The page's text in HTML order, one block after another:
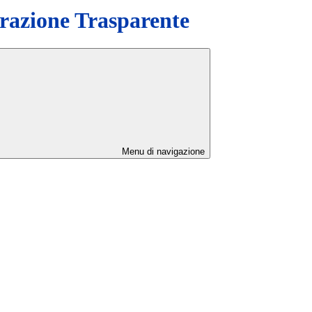
Trasparente
Menu di navigazione